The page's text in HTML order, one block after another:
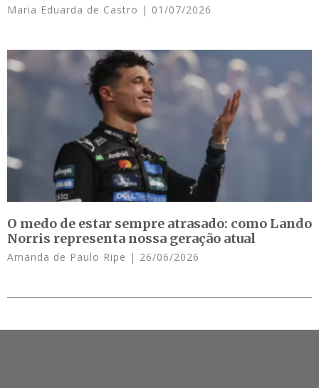
Maria Eduarda de Castro 01/07/2026
O medo de estar sempre atrasado: como Lando
Norris representa nossa geração atual
Amanda de Paulo Ripe 26/06/2026